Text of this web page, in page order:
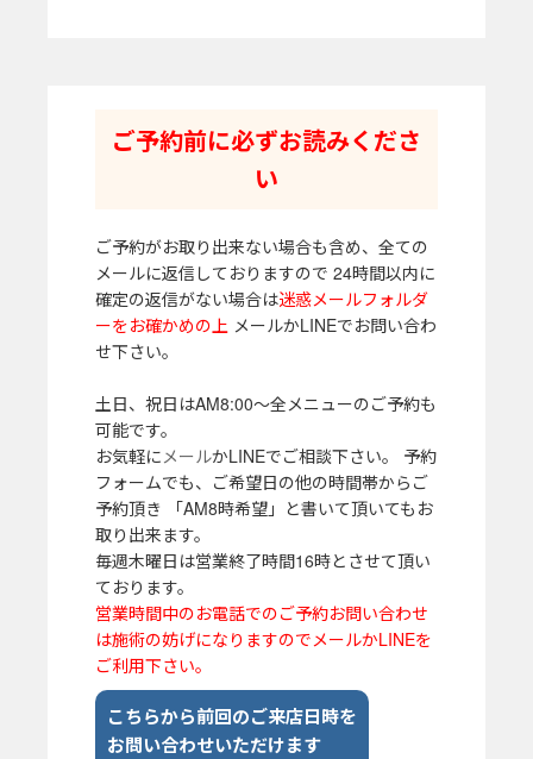
ご予約前に必ずお読みくださ
い
ご予約がお取り出来ない場合も含め、全ての
メールに返信しておりますので 24時間以内に
確定の返信がない場合は迷惑メールフォルダ
ーをお確かめの上 メールかLINEでお問い合わ
せ下さい。
土日、祝日はAM8:00～全メニューのご予約も
可能です。
お気軽に メールかLINEでご相談下さい。 予約
フォームでも、ご希望日の他の時間帯からご
予約頂き 「AM8時希望」と書いて頂いてもお
取り出来ます。
毎週木曜日は営業終了時間16時とさせて頂い
ております。
営業時間中のお電話でのご予約お問い合わせ
は施術の妨げになりますのでメールかLINEを
ご利用下さい。
こちらから前回のご来店日時を
お問い合わせいただけます